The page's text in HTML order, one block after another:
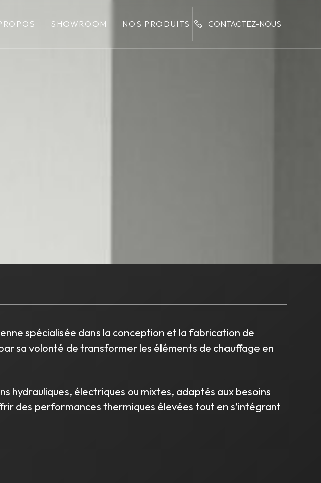
SHOWROOM NOS PRODUITS CONTACTEZ-NOUS
spécialisée dans la conception et la fabrication de
sa volonté de transformer les éléments de chauffage en
hydrauliques, électriques ou mixtes, adaptés aux besoins
des performances thermiques élevées tout en s’intégrant